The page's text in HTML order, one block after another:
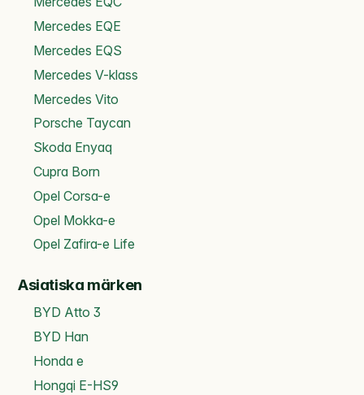
Mercedes EQE
Mercedes EQS
Mercedes V-klass
Mercedes Vito
Porsche Taycan
Skoda Enyaq
Cupra Born
Opel Corsa-e
Opel Mokka-e
Opel Zafira-e Life
Asiatiska märken
BYD Atto 3
BYD Han
Honda e
Hongqi E-HS9